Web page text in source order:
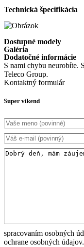
Technická špecifikácia
Dostupné modely
Galéria
Dodatočné informácie
S nami chybu neurobíte.
Teleco Group.
Kontaktný formulár
Super víkend
spracovaním osobných
ochrane osobných údajov.